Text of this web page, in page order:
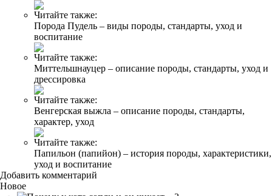
Читайте также:
Порода Пудель – виды породы, стандарты, уход и
воспитание
Читайте также:
Миттельшнауцер – описание породы, стандарты, уход и
дрессировка
Читайте также:
Венгерская выжла – описание породы, стандарты,
характер, уход
Читайте также:
Папильон (папийон) – история породы, характеристики,
уход и воспитание
Добавить комментарий
Новое